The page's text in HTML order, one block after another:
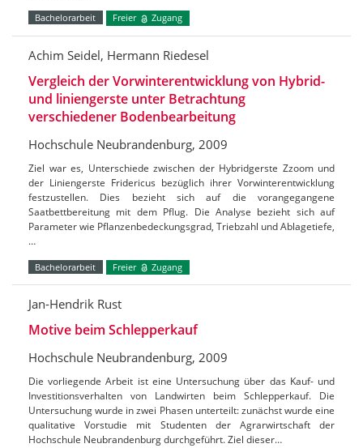
Bachelorarbeit Freier Zugang
Achim Seidel, Hermann Riedesel
Vergleich der Vorwinterentwicklung von Hybrid-
und liniengerste unter Betrachtung
verschiedener Bodenbearbeitung
Hochschule Neubrandenburg, 2009
Ziel war es, Unterschiede zwischen der Hybridgerste Zzoom und
der Liniengerste Fridericus bezüglich ihrer Vorwinterentwicklung
festzustellen. Dies bezieht sich auf die vorangegangene
Saatbettbereitung mit dem Pflug. Die Analyse bezieht sich auf
Parameter wie Pflanzenbedeckungsgrad, Triebzahl und Ablagetiefe,
…
Bachelorarbeit Freier Zugang
Jan-Hendrik Rust
Motive beim Schlepperkauf
Hochschule Neubrandenburg, 2009
Die vorliegende Arbeit ist eine Untersuchung über das Kauf- und
Investitionsverhalten von Landwirten beim Schlepperkauf. Die
Untersuchung wurde in zwei Phasen unterteilt: zunächst wurde eine
qualitative Vorstudie mit Studenten der Agrarwirtschaft der
Hochschule Neubrandenburg durchgeführt. Ziel dieser…